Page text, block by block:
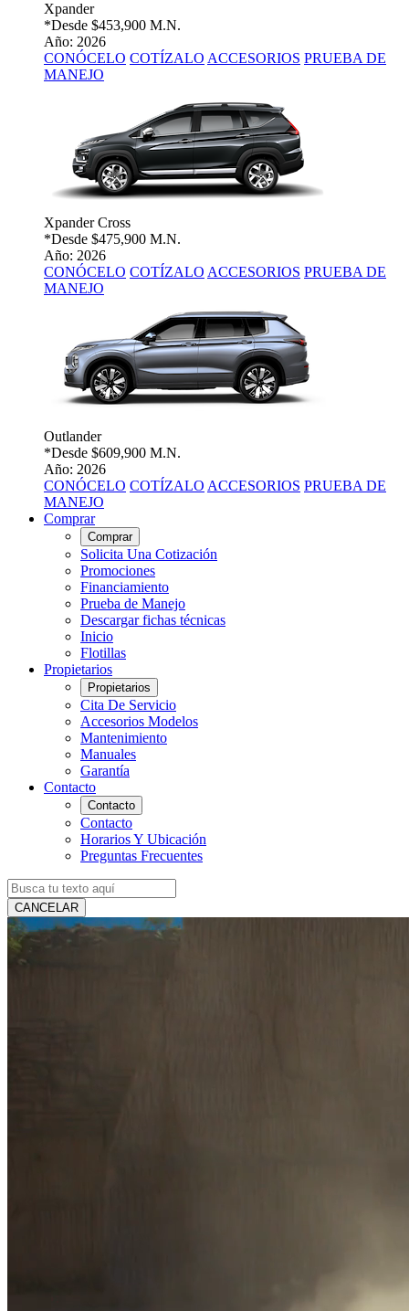
Xpander
*Desde $453,900 M.N.
Año: 2026
CONÓCELO COTÍZALO ACCESORIOS PRUEBA DE
MANEJO
Xpander Cross
*Desde $475,900 M.N.
Año: 2026
CONÓCELO COTÍZALO ACCESORIOS PRUEBA DE
MANEJO
Outlander
*Desde $609,900 M.N.
Año: 2026
CONÓCELO COTÍZALO ACCESORIOS PRUEBA DE
MANEJO
Comprar
Comprar
Solicita Una Cotización
Promociones
Financiamiento
Prueba de Manejo
Descargar fichas técnicas
Inicio
Flotillas
Propietarios
Propietarios
Cita De Servicio
Accesorios Modelos
Mantenimiento
Manuales
Garantía
Contacto
Contacto
Contacto
Horarios Y Ubicación
Preguntas Frecuentes
CANCELAR